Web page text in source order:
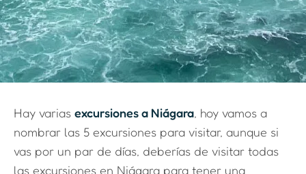
Hay varias excursiones a Niágara, hoy vamos a
nombrar las 5 excursiones para visitar, aunque si
vas por un par de días, deberías de visitar todas
las excursiones en Niágara para tener una